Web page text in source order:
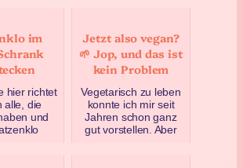
Jetzt also vegan?
🌱 Jop, und das ist
kein Problem
Vegetarisch zu leben
konnte ich mir seit
Jahren schon ganz
gut vorstellen. Aber
2019
im
hier richtet
alle, die
und